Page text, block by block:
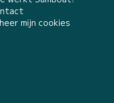
mijn cookies